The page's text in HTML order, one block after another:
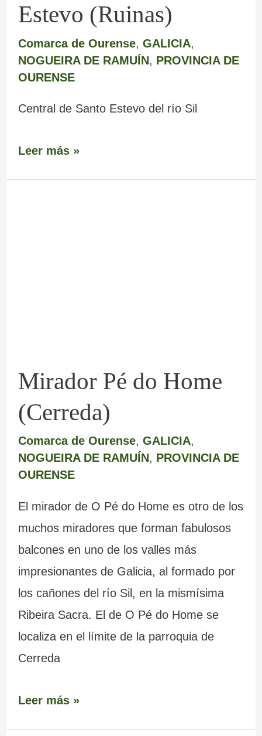
Estevo (Ruinas)
Comarca de Ourense, GALICIA,
NOGUEIRA DE RAMUÍN, PROVINCIA DE
OURENSE
Central de Santo Estevo del río Sil
Leer más »
Mirador Pé do Home
(Cerreda)
Comarca de Ourense, GALICIA,
NOGUEIRA DE RAMUÍN, PROVINCIA DE
OURENSE
El mirador de O Pé do Home es otro de los
muchos miradores que forman fabulosos
balcones en uno de los valles más
impresionantes de Galicia, al formado por
los cañones del río Sil, en la mismísima
Ribeira Sacra. El de O Pé do Home se
localiza en el límite de la parroquia de
Cerreda
Leer más »